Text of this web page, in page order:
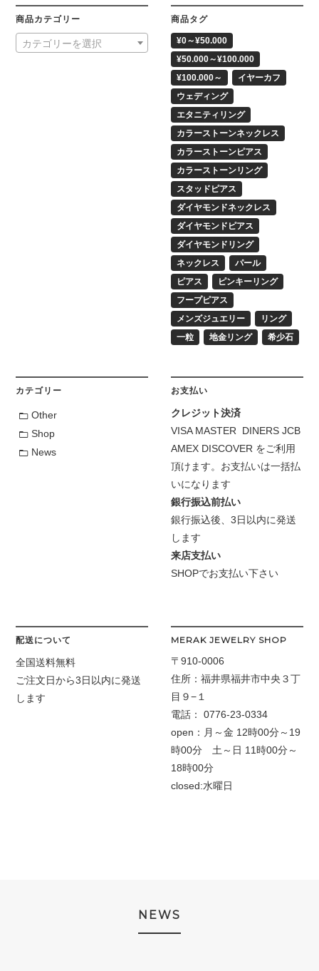
商品カテゴリー
カテゴリーを選択
商品タグ
¥0～¥50.000
¥50.000～¥100.000
¥100.000～
イヤーカフ
ウェディング
エタニティリング
カラーストーンネックレス
カラーストーンピアス
カラーストーンリング
スタッドピアス
ダイヤモンドネックレス
ダイヤモンドピアス
ダイヤモンドリング
ネックレス
パール
ピアス
ピンキーリング
フープピアス
メンズジュエリー
リング
一粒
地金リング 希少石
カテゴリー
Other
Shop
News
お支払い
クレジット決済
VISA MASTER DINERS JCB
AMEX DISCOVER をご利用
頂けます。お支払いは一括払
いになります
銀行振込前払い
銀行振込後、3日以内に発送
します
来店支払い
SHOPでお支払い下さい
配送について
全国送料無料
ご注文日から3日以内に発送
します
MERAK JEWELRY SHOP
〒910-0006
住所：福井県福井市中央３丁
目９−１
電話：0776-23-0334
open：月～金 12時00分～19
時00分 土～日 11時00分～
18時00分
closed:水曜日
NEWS